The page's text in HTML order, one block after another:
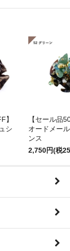
】
シ
【セール品
オードメー
ンス
2,750円(税